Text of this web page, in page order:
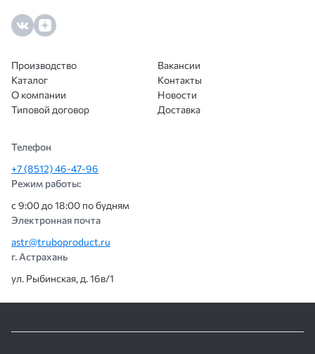
Производство
Каталог
О компании
Типовой договор
Вакансии
Контакты
Новости
Доставка
Телефон
+7 (8512) 46-47-96
Режим работы:
с 9:00 до 18:00 по будням
Электронная почта
astr@truboproduct.ru
г. Астрахань
ул. Рыбинская, д. 16в/1